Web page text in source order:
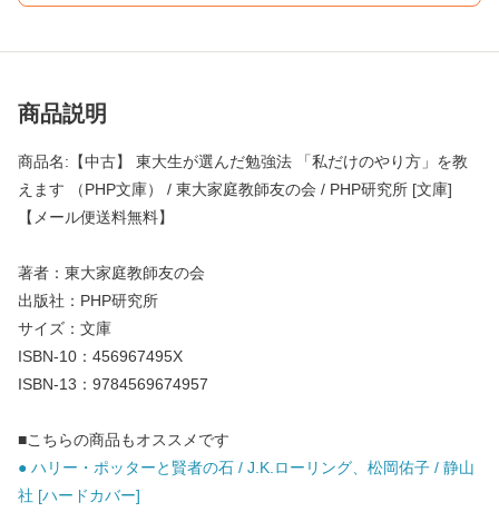
商品説明
商品名:【中古】 東大生が選んだ勉強法 「私だけのやり方」を教
えます （PHP文庫） / 東大家庭教師友の会 / PHP研究所 [文庫]
【メール便送料無料】
著者：東大家庭教師友の会
出版社：PHP研究所
サイズ：文庫
ISBN-10：456967495X
ISBN-13：9784569674957
■こちらの商品もオススメです
● ハリー・ポッターと賢者の石 / J.K.ローリング、松岡佑子 / 静山
社 [ハードカバー]